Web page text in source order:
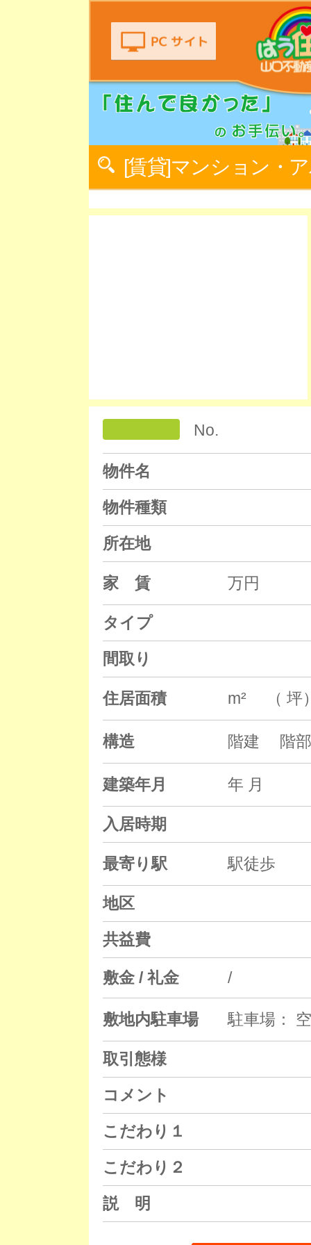
[賃貸]マンション・
No.
物件名
物件種類
所在地
家 賃 万円
タイプ
間取り
住居面積 m² （ 坪
構造 階建 階
建築年月 年 月
入居時期
最寄り駅 駅徒歩
地区
共益費
敷金 / 礼金 /
敷地内駐車場 駐車場：
取引態様
コメント
こだわり１
こだわり２
説 明